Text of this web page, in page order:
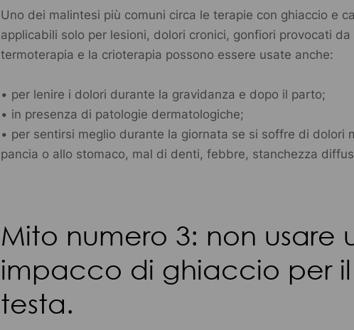
Uno dei malintesi più comuni circa le terapie con ghiaccio e
applicabili solo per lesioni, dolori cronici, gonfiori provocati
termoterapia e la crioterapia possono essere usate anche:
• per lenire i dolori durante la gravidanza e dopo il parto;
• in presenza di patologie dermatologiche;
• per sentirsi meglio durante la giornata se si soffre di dolori
pancia o allo stomaco, mal di denti, febbre, stanchezza
Mito numero 3: non usare
impacco di ghiaccio per
testa.